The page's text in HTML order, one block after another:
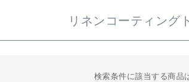
リネンコーティング
検索条件に該当する商品